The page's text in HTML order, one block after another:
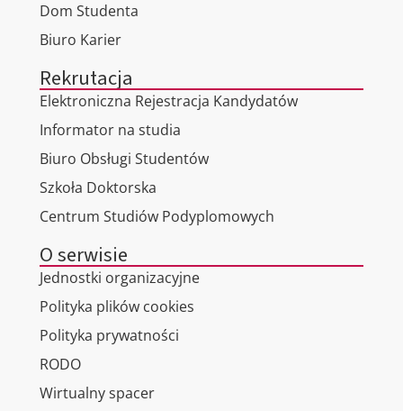
Dom Studenta
Biuro Karier
Rekrutacja
Elektroniczna Rejestracja Kandydatów
Informator na studia
Biuro Obsługi Studentów
Szkoła Doktorska
Centrum Studiów Podyplomowych
O serwisie
Jednostki organizacyjne
Polityka plików cookies
Polityka prywatności
RODO
Wirtualny spacer